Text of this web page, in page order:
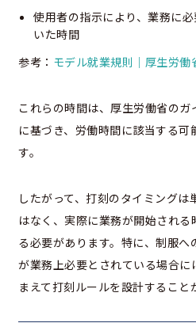
使用者の指示により、業務に
いた時間
参考： モデル就業規則｜厚生労
これらの時間は、厚生労働省の
に基づき、労働時間に該当する可
す。
したがって、打刻のタイミング
はなく、実際に業務が開始され
る必要があります。特に、制服
が業務上必要とされている場合に
まえて打刻ルールを設計すること